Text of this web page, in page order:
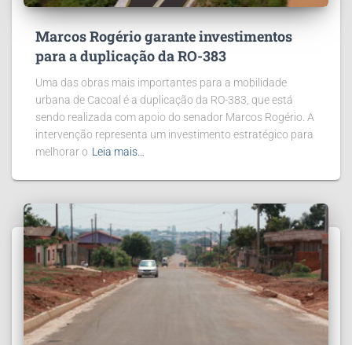
Marcos Rogério garante investimentos
para a duplicação da RO-383
Uma das obras mais importantes para a mobilidade
urbana de Cacoal é a duplicação da RO-383, que está
sendo realizada com apoio do senador Marcos Rogério. A
intervenção representa um investimento estratégico para
melhorar o Leia mais…